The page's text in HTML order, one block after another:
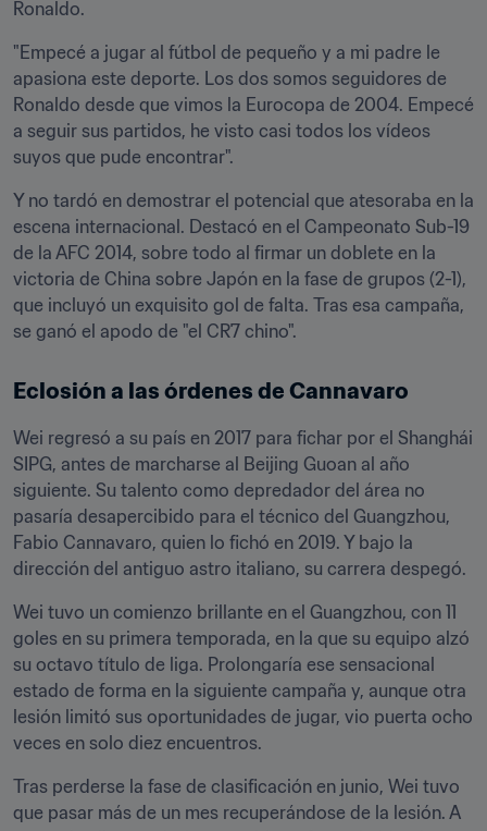
Ronaldo.
"Empecé a jugar al fútbol de pequeño y a mi padre le
apasiona este deporte. Los dos somos seguidores de
Ronaldo desde que vimos la Eurocopa de 2004. Empecé
a seguir sus partidos, he visto casi todos los vídeos
suyos que pude encontrar".
Y no tardó en demostrar el potencial que atesoraba en la
escena internacional. Destacó en el Campeonato Sub-19
de la AFC 2014, sobre todo al firmar un doblete en la
victoria de China sobre Japón en la fase de grupos (2-1),
que incluyó un exquisito gol de falta. Tras esa campaña,
se ganó el apodo de "el CR7 chino".
Eclosión a las órdenes de Cannavaro
Wei regresó a su país en 2017 para fichar por el Shanghái
SIPG, antes de marcharse al Beijing Guoan al año
siguiente. Su talento como depredador del área no
pasaría desapercibido para el técnico del Guangzhou,
Fabio Cannavaro, quien lo fichó en 2019. Y bajo la
dirección del antiguo astro italiano, su carrera despegó.
Wei tuvo un comienzo brillante en el Guangzhou, con 11
goles en su primera temporada, en la que su equipo alzó
su octavo título de liga. Prolongaría ese sensacional
estado de forma en la siguiente campaña y, aunque otra
lesión limitó sus oportunidades de jugar, vio puerta ocho
veces en solo diez encuentros.
Tras perderse la fase de clasificación en junio, Wei tuvo
que pasar más de un mes recuperándose de la lesión. A